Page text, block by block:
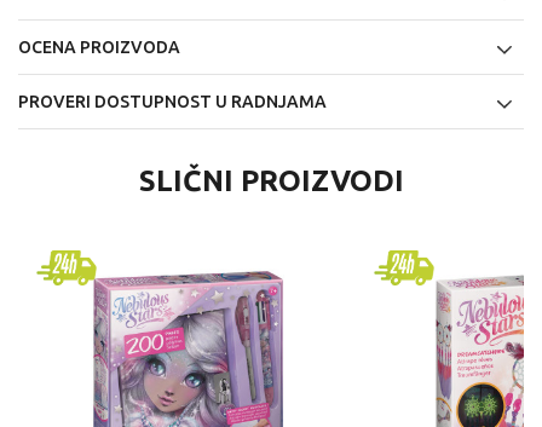
OCENA PROIZVODA
PROVERI DOSTUPNOST U RADNJAMA
SLIČNI PROIZVODI